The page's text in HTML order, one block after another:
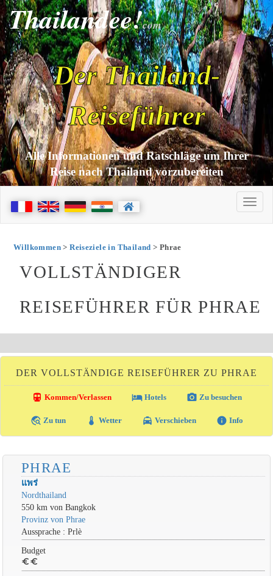
Thailandee!com
Der Thailand-
Reiseführer
Alle Informationen und Ratschläge um Ihrer
Reise nach Thailand vorzubereiten
Willkommen>Reiseziele in Thailand > Phrae
VOLLSTÄNDIGER
REISEFÜHRER FÜR PHRAE
DER VOLLSTÄNDIGE REISEFÜHRER ZU PHRAE
directions_transit Kommen/Verlassen local_hotelHotels photo_camera Zu besuchen
travel_explore Zu tun thermostat Wetter local_taxi Verschieben info Info
PHRAE
แพร่
Nordthailand
550 km von Bangkok
Provinz von Phrae
Aussprache : Prlè
Budget
euro euro